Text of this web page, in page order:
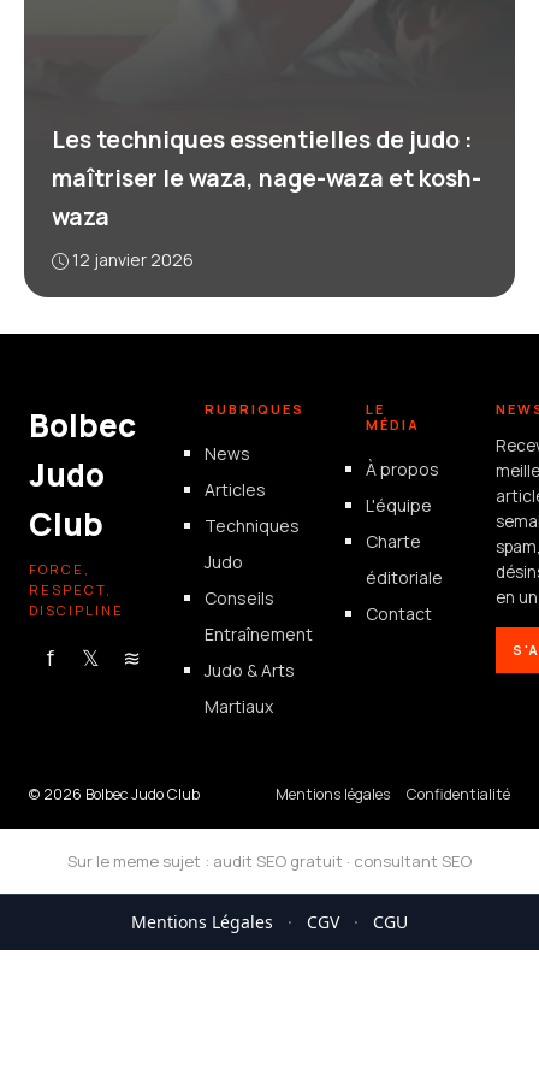
Les techniques essentielles de judo :
maîtriser le waza, nage-waza et kosh-
waza
12 janvier 2026
Bolbec
Judo
Club
FORCE,
RESPECT,
DISCIPLINE
f 𝕏 ≋
RUBRIQUES
News
Articles
Techniques
Judo
Conseils
Entraînement
Judo & Arts
Martiaux
LE
MÉDIA
À propos
L'équipe
Charte
éditoriale
Contact
en
© 2026 Bolbec Judo Club Mentions légales Confidentialité
Sur le meme sujet : audit SEO gratuit · consultant SEO
Mentions Légales · CGV · CGU